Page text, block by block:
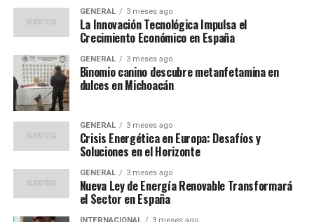
consumidores.
El Business Summit 2025 está diseñado para capacitar a
empresarios, emprendedores y profesionales del
marketing en el uso profesional de WhatsApp. La
plataforma no solo es un medio de comunicación, sino
también una herramienta poderosa para la gestión de
negocios y la fidelización de clientes.
Detalles del evento y registro
El programa del evento incluirá presentaciones, casos
de éxito y soluciones aplicables a diversos negocios,
GENERAL 3 meses ago
La Innovación Tecnológica Impulsa el
Crecimiento Económico en España
GENERAL 3 meses ago
Binomio canino descubre metanfetamina en
dulces en Michoacán
GENERAL 3 meses ago
Crisis Energética en Europa: Desafíos y
Soluciones en el Horizonte
GENERAL 3 meses ago
Nueva Ley de Energía Renovable Transformará
el Sector en España